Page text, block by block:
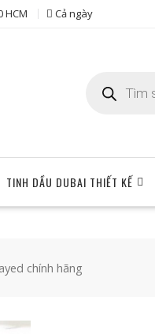
HCM Cả ngày
kiếm
sản
TINH DẦU DUBAI THIẾT KẾ
chính hãng